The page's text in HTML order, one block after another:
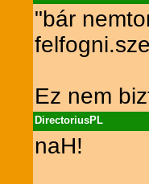
"bár
Ez nem
DirectoriusPL
naH!